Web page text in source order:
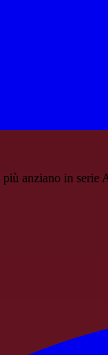
più anziano in serie